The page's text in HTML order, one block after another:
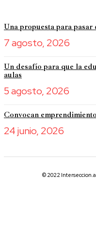
Una propuesta para
7 agosto, 2026
Un desafío para que la
aulas
5 agosto, 2026
Convocan
24 junio, 2026
© 2022